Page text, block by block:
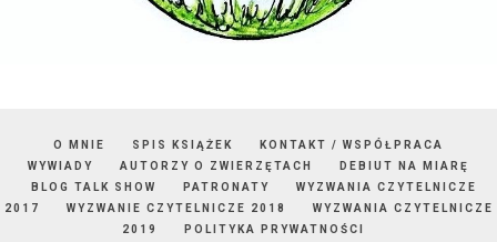
O MNIE SPIS KSIĄŻEK
KONTAKT / WSPÓŁPRACA
WYWIADY
AUTORZY O ZWIERZĘTACH
DEBIUT NA MIARĘ
BLOG TALK SHOW
PATRONATY
WYZWANIA CZYTELNICZE
2017
WYZWANIE CZYTELNICZE 2018
WYZWANIA CZYTELNICZE
2019
POLITYKA PRYWATNOŚCI